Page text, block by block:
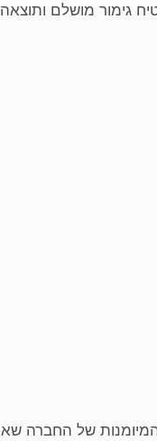
גימור מושלם ותוצאה
של החברה